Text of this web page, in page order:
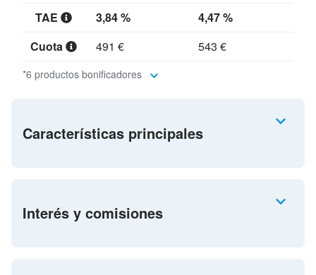
TAE
3,84 %
4,47 %
Cuota
491 € 543 €
*6 productos bonificadores
Características principales
Interés y comisiones